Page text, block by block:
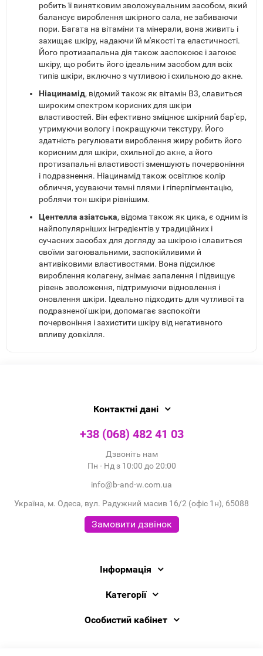
робить її винятковим зволожувальним засобом, який
балансує вироблення шкірного сала, не забиваючи
пори. Багата на вітаміни та мінерали, вона живить і
захищає шкіру, надаючи їй м'якості та еластичності.
Його протизапальна дія також заспокоює і загоює
шкіру, що робить його ідеальним засобом для всіх
типів шкіри, включно з чутливою і схильною до акне.
Ніацинамід, відомий також як вітамін B3, славиться
широким спектром корисних для шкіри
властивостей. Він ефективно зміцнює шкірний бар'єр,
утримуючи вологу і покращуючи текстуру. Його
здатність регулювати вироблення жиру робить його
корисним для шкіри, схильної до акне, а його
протизапальні властивості зменшують почервоніння
і подразнення. Ніацинамід також освітлює колір
обличчя, усуваючи темні плями і гіперпігментацію,
роблячи тон шкіри рівнішим.
Центелла азіатська, відома також як цика, є одним із
найпопулярніших інгредієнтів у традиційних і
сучасних засобах для догляду за шкірою і славиться
своїми загоювальними, заспокійливими й
антивіковими властивостями. Вона підсилює
вироблення колагену, знімає запалення і підвищує
рівень зволоження, підтримуючи відновлення і
оновлення шкіри. Ідеально підходить для чутливої та
подразненої шкіри, допомагає заспокоїти
почервоніння і захистити шкіру від негативного
впливу довкілля.
Контактні дані
+38 (068) 482 41 03
Дзвоніть нам
Пн - Нд з 10:00 до 20:00
info@b-and-w.com.ua
Україна, м. Одеса, вул. Радужний масив 16/2 (офіс 1н), 65088
Замовити дзвінок
Інформація
Категорії
Особистий кабінет